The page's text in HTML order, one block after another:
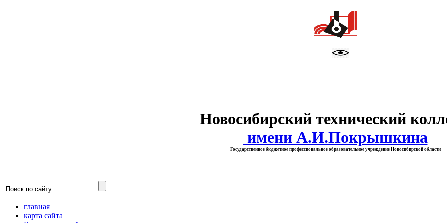
Новосибирский технический
имени А.И.Покрышкина
Государственное бюджетное профессиональное образовательное учреждение Новосибирской области
главная
карта сайта